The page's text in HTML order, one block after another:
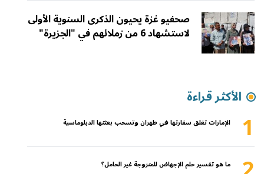
صحفيو غزة يحيون الذكرى السنوية الأولى
لاستشهاد 6 من زملائهم في "الجزيرة"
الأكثر قراءة
1 الإمارات تغلق سفارتها في طهران وتسحب بعثتها الدبلوماسية
ما هو تفسير حلم الإجهاض للمتزوجة غير الحامل؟